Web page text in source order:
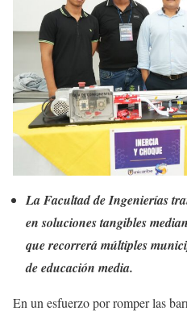
La Facultad de Ingenierías
en soluciones tangibles
que recorrerá múltiples
de educación media.
En un esfuerzo por romper las